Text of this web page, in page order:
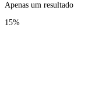
Apenas um resultado
15%